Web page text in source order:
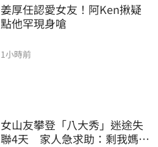
姜厚任認愛女友！阿Ken揪疑
點他罕現身嗆
1小時前
女山友攀登「八大秀」迷途失
聯4天 家人急求助：剩我媽還